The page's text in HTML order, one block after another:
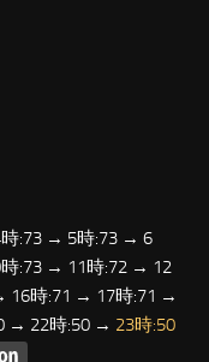
:73 → 5時:73 → 6
:73 → 11時:72 → 12
16時:71 → 17時:71 →
→ 22時:50 → 23時:50